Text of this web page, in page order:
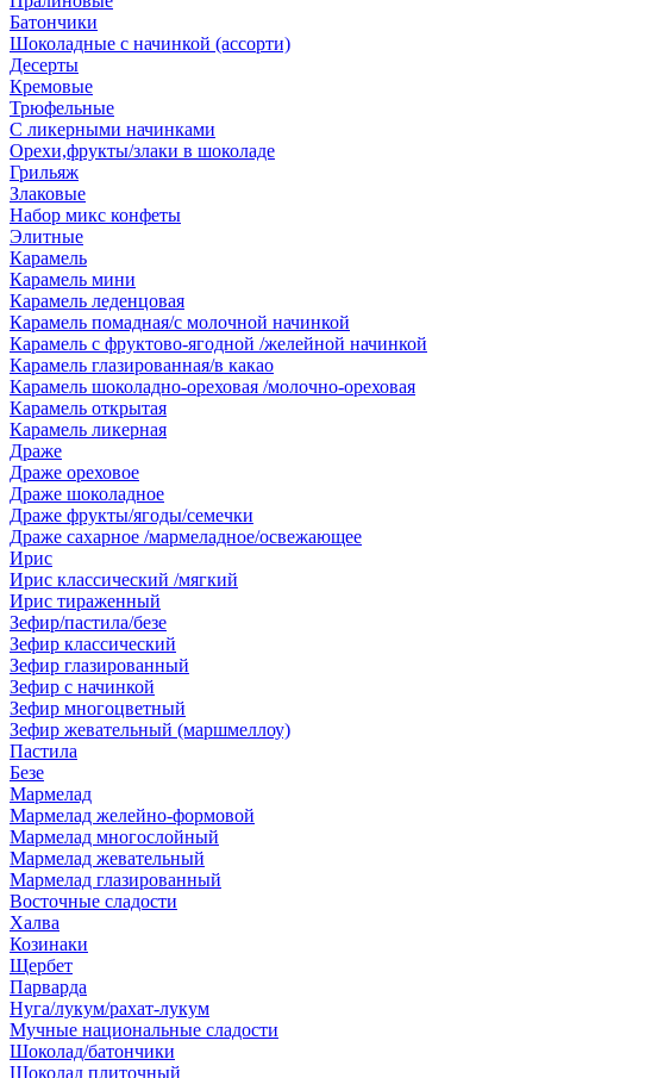
Батончики
Шоколадные с начинкой (ассорти)
Десерты
Кремовые
Трюфельные
С ликерными начинками
Орехи,фрукты/злаки в шоколаде
Грильяж
Злаковые
Набор микс конфеты
Элитные
Карамель
Карамель мини
Карамель леденцовая
Карамель помадная/с молочной начинкой
Карамель с фруктово-ягодной /желейной начинкой
Карамель глазированная/в какао
Карамель шоколадно-ореховая /молочно-ореховая
Карамель открытая
Карамель ликерная
Драже
Драже ореховое
Драже шоколадное
Драже фрукты/ягоды/семечки
Драже сахарное /мармеладное/освежающее
Ирис
Ирис классический /мягкий
Ирис тираженный
Зефир/пастила/безе
Зефир классический
Зефир глазированный
Зефир с начинкой
Зефир многоцветный
Зефир жевательный (маршмеллоу)
Пастила
Безе
Мармелад
Мармелад желейно-формовой
Мармелад многослойный
Мармелад жевательный
Мармелад глазированный
Восточные сладости
Халва
Козинаки
Щербет
Парварда
Нуга/лукум/рахат-лукум
Мучные национальные сладости
Шоколад/батончики
Шоколад плиточный